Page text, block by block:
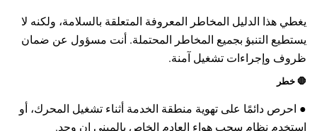
يغطي هذا الدليل المخاطر المعروفة المتعلقة بالسلامة، ولكنه لا
يستطيع التنبؤ بجميع المخاطر المحتملة. أنت مسؤول عن ضمان
ظروف وإجراءات تشغيل آمنة.
🛑 خطر
● احرص دائمًا على تهوية منطقة الخدمة أثناء تشغيل المحرك، أو
استخدم نظام سحب هواء العادم الخاص بالمبنى إن وجد.